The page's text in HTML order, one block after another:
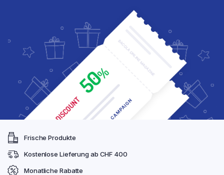
Frische Produkte
Kostenlose Lieferung ab CHF 400
Monatliche Rabatte